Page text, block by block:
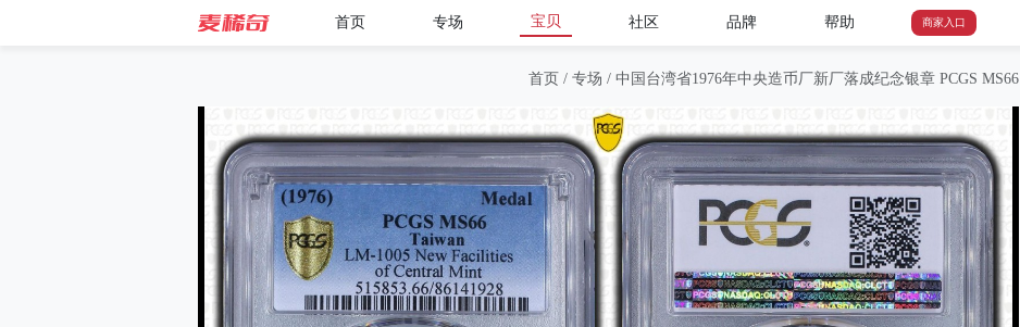
首页 专场 宝贝 社区 品牌 帮助 商家入口
首页 / 专场 / 中国台湾省1976年中央造币厂新厂落成纪念银章 PCGS MS66